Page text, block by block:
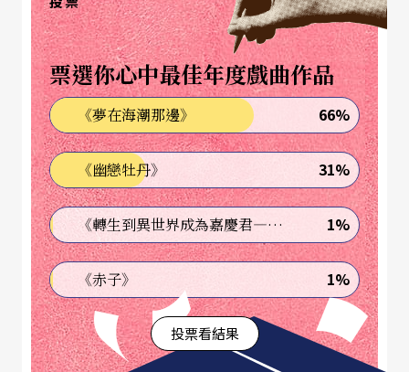
社會文化面貌包括一九八○年代經濟蓬勃發展下的
東京城市樣貌，以及時下的流行趨勢。
一頭小捲髮的篠山紀信，外表看來頗富喜感。出生
在東京新宿這個流行文化勝地，周遭充斥的是貧
窮、頹廢、奢華、外來人口流入等社會形色百態，
篠山自小養成對社會脈動的細膩觀察與趨勢掌握能
力。廿歲開始投入專業攝影工作，五十年過去了，
他對攝影的熱情依舊不減，「人事物」三元素是讓
他持續創作不輟的理由，「每個時代都有自身的特
質，而這也何以我會繼續拍下去。」
票選你心中最佳年度戲曲作品
《夢在海潮那邊》 66%
《幽戀牡丹》 31%
《轉生到異世界成為嘉慶君—發現我的祖先是詐騙集團!?》 1%
《赤子》 1%
投票看結果